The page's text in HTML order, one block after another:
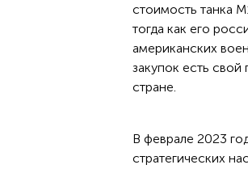
стоимость танка
тогда как его
американских
закупок есть свой
стране.
В феврале 2023
стратегических